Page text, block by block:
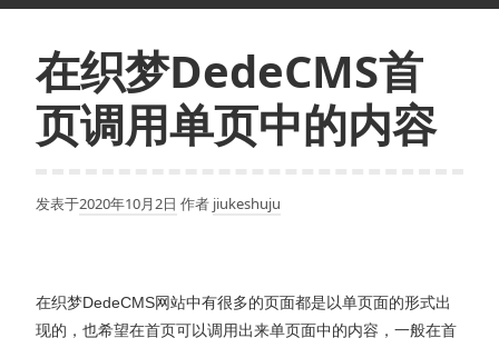
在织梦DedeCMS首
页调用单页中的内容
发表于2020年10月2日 作者 jiukeshuju
在织梦DedeCMS网站中有很多的页面都是以单页面的形式出
现的，也希望在首页可以调用出来单页面中的内容，一般在首